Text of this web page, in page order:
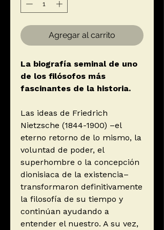
Agregar al carrito
La biografía seminal de uno
de los filósofos más
fascinantes de la historia.
Las ideas de Friedrich
Nietzsche (1844-1900) –el
eterno retorno de lo mismo, la
voluntad de poder, el
superhombre o la concepción
dionisiaca de la existencia–
transformaron definitivamente
la filosofía de su tiempo y
continúan ayudando a
entender el nuestro. A su vez,